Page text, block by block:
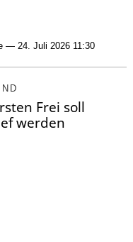
— 24. Juli 2026 11:30
Frei soll
werden